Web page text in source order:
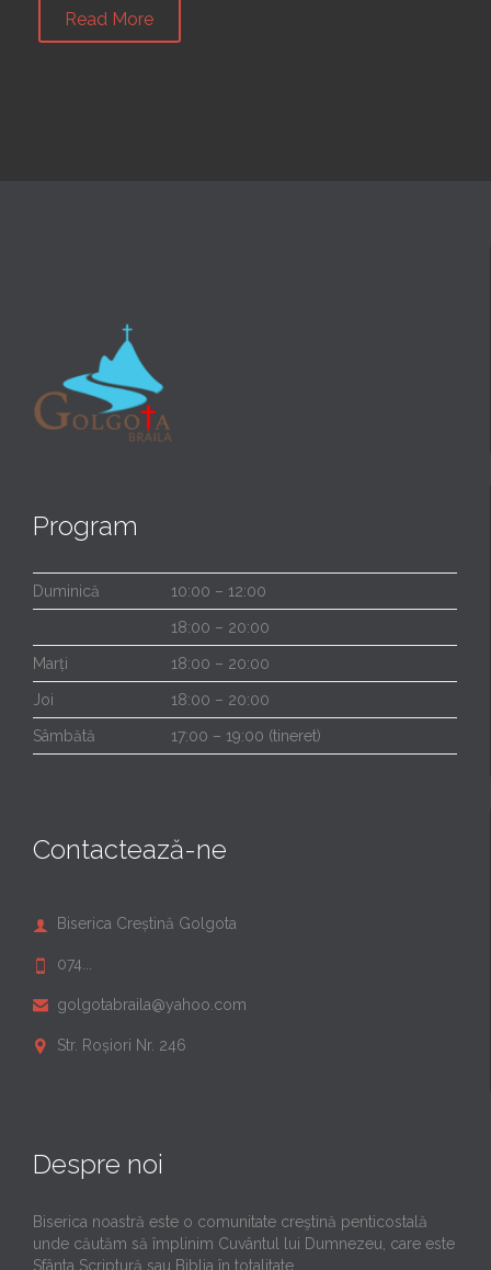
Read More
Program
Duminică 10:00 – 12:00
18:00 – 20:00
Marți 18:00 – 20:00
Joi 18:00 – 20:00
Sâmbătă 17:00 – 19:00 (tineret)
Contactează-ne
 Biserica Creștină Golgota
 074...
 golgotabraila@yahoo.com
 Str. Roșiori Nr. 246
Despre noi
Biserica noastră este o comunitate creştină penticostală
unde căutăm să împlinim Cuvântul lui Dumnezeu, care este
Sfânta Scriptură sau Biblia în totalitate.